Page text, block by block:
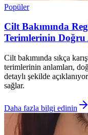
Popüler
Cilt Bakımında
Terimlerinin Doğru
Cilt bakımında sıkça
terimlerinin anlamları,
detaylı şekilde
sağlar.
Daha fazla bilgi edinin